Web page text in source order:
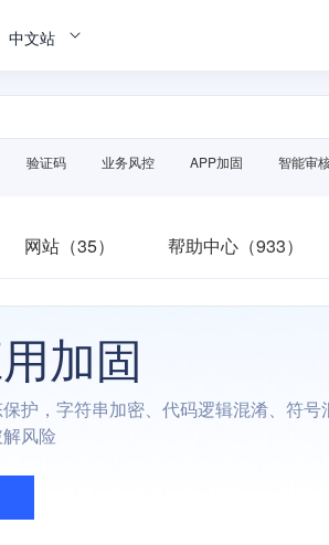
中文站
验证码 业务风控 APP加固 智能审
网站（35） 帮助中心（933）
加固
护，字符串加密、代码逻辑混淆、符号
风险